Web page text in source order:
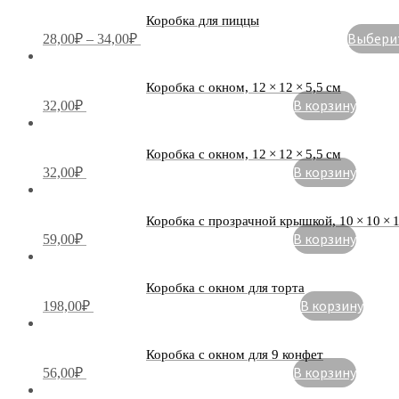
Коробка для пиццы
28,00₽ – 34,00₽
Коробка с окном, 12 × 12 × 5,5 см
32,00₽ В корзину
Коробка с окном, 12 × 12 × 5,5 см
32,00₽ В корзину
Коробка с прозрачной крышкой, 10 × 10 ×
59,00₽ В корзину
Коробка с окном для торта
198,00₽ В корзину
Коробка с окном для 9 конфет
56,00₽ В корзину